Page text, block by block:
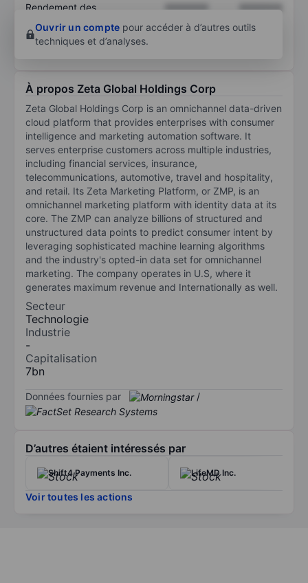
Rendement des
XXXXXXX
XXXXXXX
Ouvrir un compte pour accéder à d’autres outils
techniques et d’analyses.
À propos Zeta Global Holdings Corp
Zeta Global Holdings Corp is an omnichannel data-driven
cloud platform that provides enterprises with consumer
intelligence and marketing automation software. It
serves enterprise customers across multiple industries,
including financial services, insurance,
telecommunications, automotive, travel and hospitality,
and retail. Its Zeta Marketing Platform, or ZMP, is an
omnichannel marketing platform with identity data at its
core. The ZMP can analyze billions of structured and
unstructured data points to predict consumer intent by
leveraging sophisticated machine learning algorithms
and the industry's opted-in data set for omnichannel
marketing. The company operates in U.S, where it
generates maximum revenue and Internationally as well.
Secteur
Technologie
Industrie
-
Capitalisation
7bn
Données fournies par /
D’autres étaient intéressés par
Shift4 Payments Inc. LifeMD Inc.
Voir toutes les actions